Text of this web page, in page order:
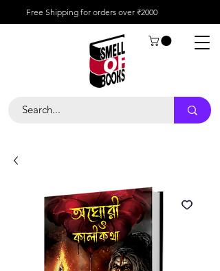
Free Shipping for orders over ₹2000